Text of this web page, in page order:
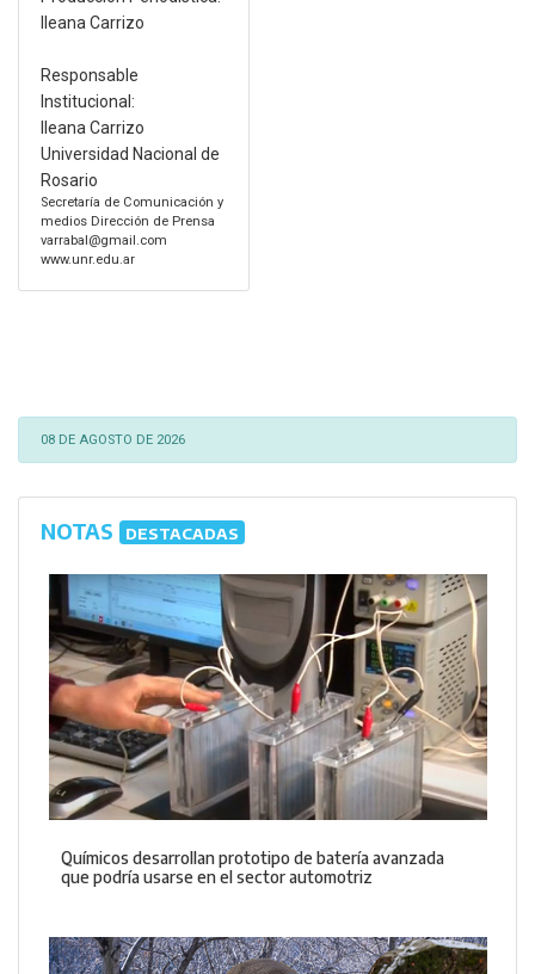
Ileana Carrizo
Responsable
Institucional:
Ileana Carrizo
Universidad Nacional de
Rosario
Secretaría de Comunicación y
medios Dirección de Prensa
varrabal@gmail.com
www.unr.edu.ar
08 DE AGOSTO DE 2026
NOTAS DESTACADAS
Químicos desarrollan prototipo de batería avanzada
que podría usarse en el sector automotriz